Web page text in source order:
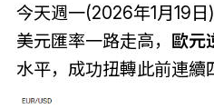
今天週一(2026年1月19
美元匯率一路走高， 歐元
水平，成功扭轉此前連續